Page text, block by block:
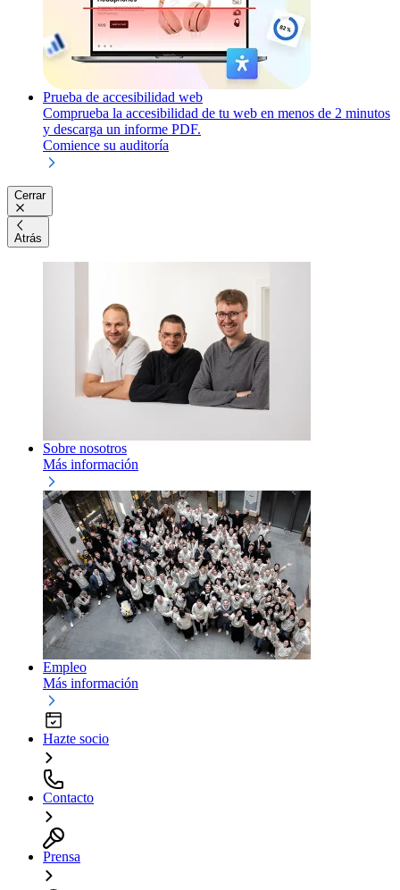
Prueba de accesibilidad web
Comprueba la accesibilidad de tu web en menos de 2 minutos
y descarga un informe PDF.
Comience su auditoría
Cerrar
Atrás
Sobre nosotros
Más información
Empleo
Más información
Hazte socio
Contacto
Prensa